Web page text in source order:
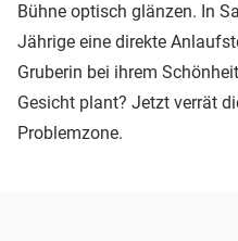
Bühne optisch glänzen. In
Jährige eine direkte
Gruberin bei ihrem
Gesicht plant? Jetzt verrät
Problemzone.